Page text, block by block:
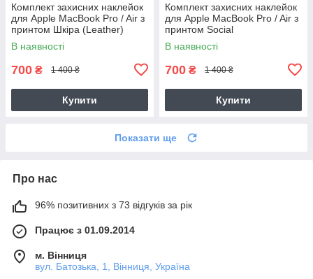
Комплект захисних наклейок
для Apple MacBook Pro / Air з
принтом Шкіра (Leather)
В наявності
700 ₴ 1 400 ₴
Купити
Комплект захисних наклейок
для Apple MacBook Pro / Air з
принтом Social
В наявності
700 ₴ 1 400 ₴
Купити
Показати ще
Про нас
96% позитивних з 73 відгуків за рік
Працює з 01.09.2014
м. Вінниця
вул. Батозька, 1, Вінниця, Україна